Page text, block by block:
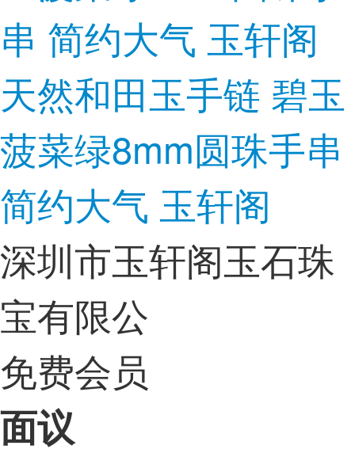
天然和田玉手链 碧玉
菠菜绿8mm圆珠手串
简约大气 玉轩阁
深圳市玉轩阁玉石珠
宝有限公
免费会员
面议